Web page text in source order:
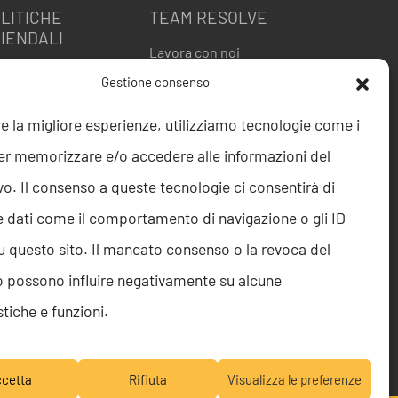
Gestione consenso
la migliore esperienze, utilizziamo tecnologie come i
memorizzare e/o accedere alle informazioni del
Il consenso a queste tecnologie ci consentirà di
dati come il comportamento di navigazione o gli ID
questo sito. Il mancato consenso o la revoca del
possono influire negativamente su alcune
e funzioni.
Rifiuta Visualizza le preferenze
etico
per la Parità di
per la sicurezza
TEAM RESOLVE
Lavora con noi